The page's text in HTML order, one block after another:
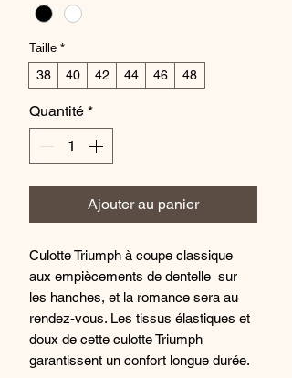
Taille *
38 40 42 44 46 48
Quantité *
Ajouter au panier
Culotte Triumph à coupe classique
aux empiècements de dentelle sur
les hanches, et la romance sera au
rendez-vous. Les tissus élastiques et
doux de cette culotte Triumph
garantissent un confort longue durée.